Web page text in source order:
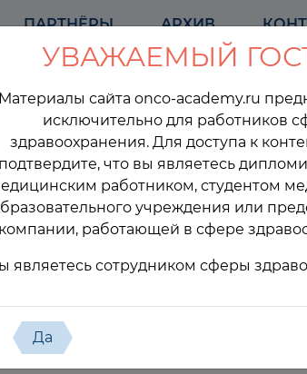
УВАЖАЕМЫЙ
Материалы сайта onco-academy.ru
исключительно для работников
здравоохранения. Для доступа к
подтвердите, что вы являетесь
работником, студентом
учреждения или
компании, работающей в сфере
являетесь сотрудником сферы
Да
ПАРТНЁРЫ АРХИВ